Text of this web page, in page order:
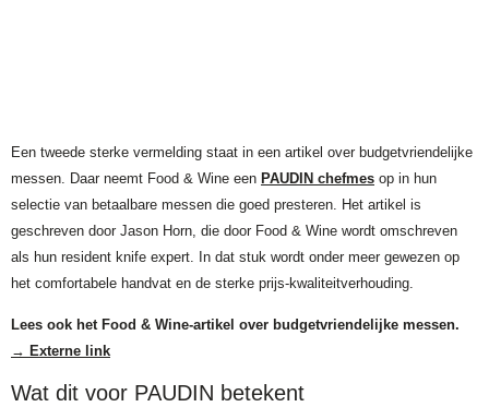
Een tweede sterke vermelding staat in een artikel over budgetvriendelijke
messen. Daar neemt Food & Wine een PAUDIN chefmes op in hun
selectie van betaalbare messen die goed presteren. Het artikel is
geschreven door Jason Horn, die door Food & Wine wordt omschreven
als hun resident knife expert. In dat stuk wordt onder meer gewezen op
het comfortabele handvat en de sterke prijs-kwaliteitverhouding.
Lees ook het Food & Wine-artikel over budgetvriendelijke messen.
→ Externe link
Wat dit voor PAUDIN betekent